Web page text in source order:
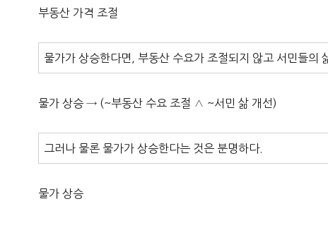
부동산 가격 조절
물가가 상승한다면, 부동산 수요가 조절되지 않고 서민들의
물가 상승 → (~부동산 수요 조절 ∧ ~서민 삶 개선)
그러나 물론 물가가 상승한다는 것은 분명하다.
물가 상승